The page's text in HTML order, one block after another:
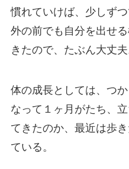
慣れていけば、少しず
外の前でも自分を出せ
きたので、たぶん大丈夫
体の成長としては、つ
なって１ヶ月がたち、
てきたのか、最近は歩
ている。